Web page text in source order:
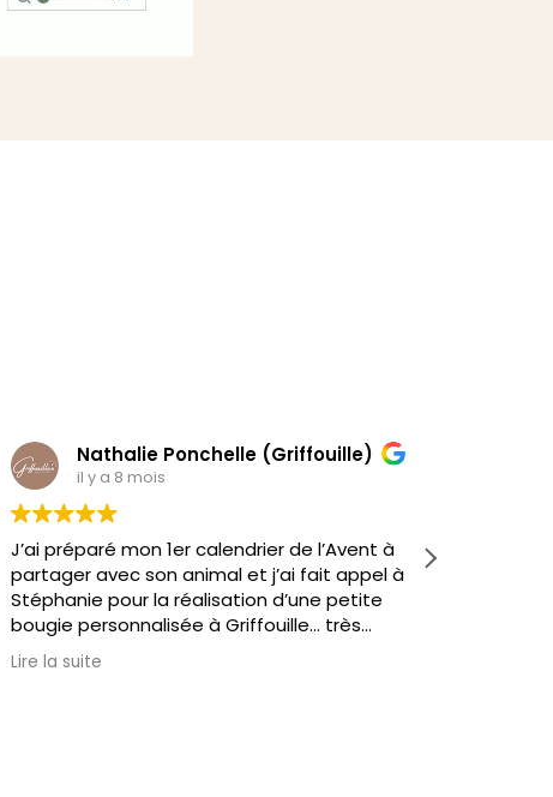
Nathalie Ponchelle (Griffouille)
il y a 8 mois
J’ai préparé mon 1er calendrier de l’Avent à
partager avec son animal et j’ai fait appel à
Stéphanie pour la réalisation d’une petite
bougie personnalisée à Griffouille… très
satisfaite 🥰
Lire la suite